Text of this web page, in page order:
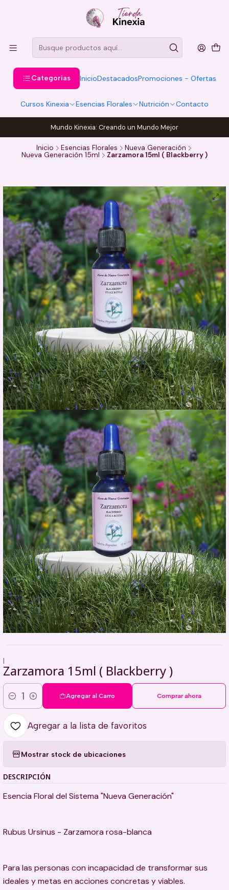
Categorías InicioDestacadosPromociones - Ofertas
Cursos Kinexia Esencias Florales Nutrición Contacto
Mundo Kinexia: Creando un Mundo Mejor
Inicio Esencias Florales
Nueva Generación
Nueva Generación 15ml
Zarzamora 15ml ( Blackberry )
|
Zarzamora 15ml ( Blackberry )
Cantidad
Agregar al Carro Comprar ahora
Agregar a la lista de favoritos
Mostrar stock de ubicaciones
DESCRIPCIÓN
Esencia Floral del Sistema "Nueva Generación"
Rubus Ursinus - Zarzamora rosa-blanca
Para las personas con incapacidad de transformar sus
ideales y metas en acciones concretas y viables.